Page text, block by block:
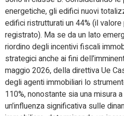
energetiche, gli edifici nuovi
edifici ristrutturati un 44% (il
registrato). Ma se da un lato
riordino degli incentivi fiscali
strategici anche ai fini
maggio 2026, della direttiva Ue
degli agenti immobiliari lo
110%, nonostante sia una misura
un’influenza significativa sulle